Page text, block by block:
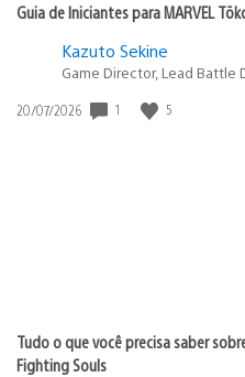
Guia de Iniciantes para MARVEL
Kazuto Sekine
Game Director, Lead Battle
Data
20/07/2026 1 5
Tudo o que você precisa saber
Fighting Souls